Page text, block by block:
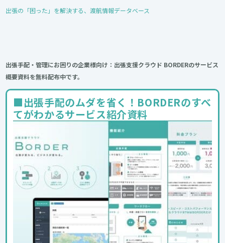
出張の「困った」を解決する、渡航情報データベース
出張手配・管理にお困りの企業様向け：出張支援クラウド BORDERのサービス
概要資料を無料配布中です。
■出張手配のムダを省く！BORDERのすべ
てがわかるサービス紹介資料